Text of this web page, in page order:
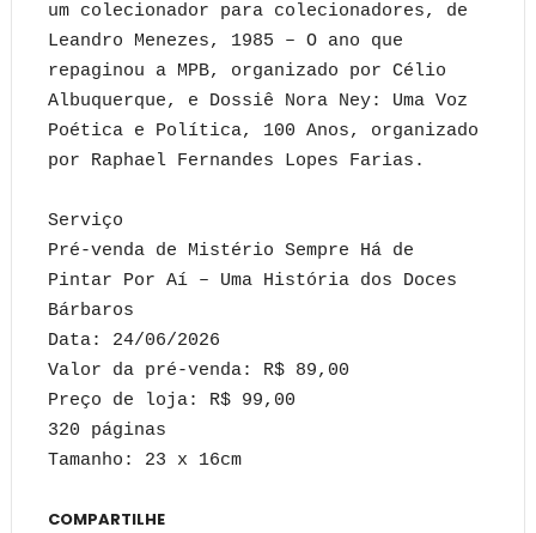
um colecionador para colecionadores, de
Leandro Menezes, 1985 – O ano que
repaginou a MPB, organizado por Célio
Albuquerque, e Dossiê Nora Ney: Uma Voz
Poética e Política, 100 Anos, organizado
por Raphael Fernandes Lopes Farias.
Serviço
Pré-venda de Mistério Sempre Há de
Pintar Por Aí – Uma História dos Doces
Bárbaros
Data: 24/06/2026
Valor da pré-venda: R$ 89,00
Preço de loja: R$ 99,00
320 páginas
Tamanho: 23 x 16cm
COMPARTILHE